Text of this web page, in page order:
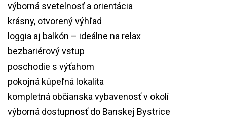
výborná svetelnosť a orientácia
krásny, otvorený výhľad
loggia aj balkón – ideálne na relax
bezbariérový vstup
poschodie s výťahom
pokojná kúpeľná lokalita
kompletná občianska vybavenosť v okolí
výborná dostupnosť do Banskej Bystrice